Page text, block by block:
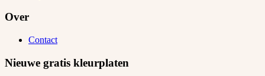
Over
Contact
Nieuwe gratis kleurplaten